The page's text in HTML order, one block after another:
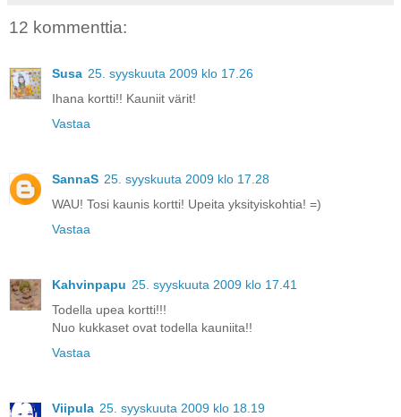
12 kommenttia:
Susa 25. syyskuuta 2009 klo 17.26
Ihana kortti!! Kauniit värit!
Vastaa
SannaS 25. syyskuuta 2009 klo 17.28
WAU! Tosi kaunis kortti! Upeita yksityiskohtia! =)
Vastaa
Kahvinpapu 25. syyskuuta 2009 klo 17.41
Todella upea kortti!!!
Nuo kukkaset ovat todella kauniita!!
Vastaa
Viipula 25. syyskuuta 2009 klo 18.19